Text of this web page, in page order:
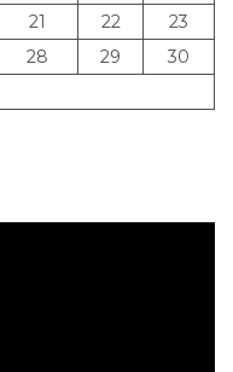
21 22
23
28 29
30